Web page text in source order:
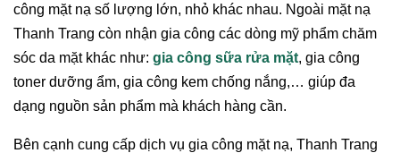
công mặt nạ số lượng lớn, nhỏ khác nhau. Ngoài mặt nạ
Thanh Trang còn nhận gia công các dòng mỹ phẩm chăm
sóc da mặt khác như: gia công sữa rửa mặt, gia công
toner dưỡng ẩm, gia công kem chống nắng,… giúp đa
dạng nguồn sản phẩm mà khách hàng cần.
Bên cạnh cung cấp dịch vụ gia công mặt nạ, Thanh Trang